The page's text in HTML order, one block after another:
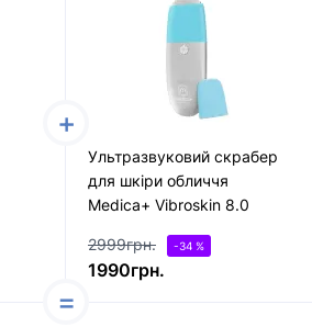
Ультразвуковий скрабер
для шкіри обличчя
Medica+ Vibroskin 8.0
2999грн. -34 %
1990грн.